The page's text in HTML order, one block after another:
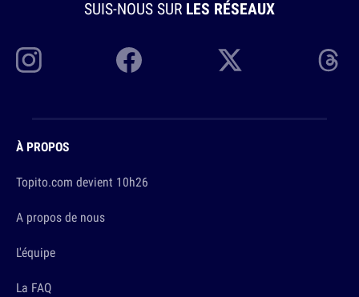
SUIS-NOUS SUR LES RÉSEAUX
À PROPOS
Topito.com devient 10h26
A propos de nous
L'équipe
La FAQ